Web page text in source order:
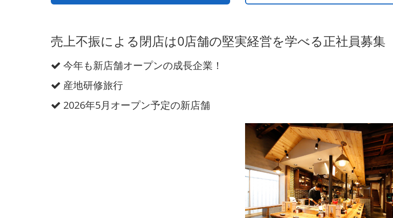
売上不振による閉店は0店舗の堅実経営を学べる正社員募集
今年も新店舗オープンの成長企業！
産地研修旅行
2026年5月オープン予定の新店舗